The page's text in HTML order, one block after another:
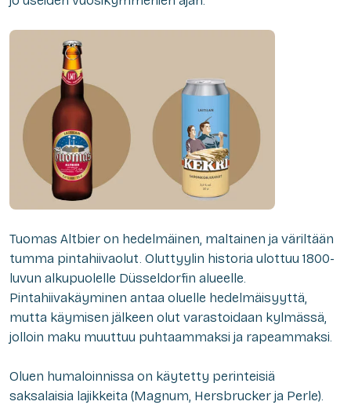
Tuomas Altbier on hedelmäinen, maltainen ja väriltään
tumma pintahiivaolut. Oluttyylin historia ulottuu 1800-
luvun alkupuolelle Düsseldorfin alueelle.
Pintahiivakäyminen antaa oluelle hedelmäisyyttä,
mutta käymisen jälkeen olut varastoidaan kylmässä,
jolloin maku muuttuu puhtaammaksi ja rapeammaksi.
Oluen humaloinnissa on käytetty perinteisiä
saksalaisia lajikkeita (Magnum, Hersbrucker ja Perle).